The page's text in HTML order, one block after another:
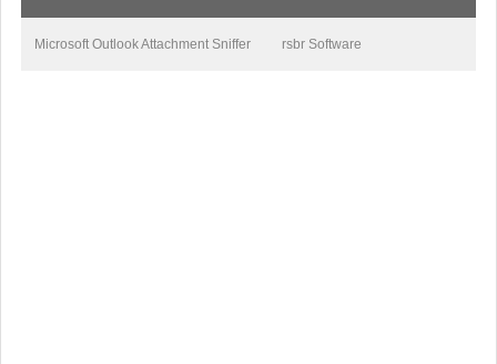
Microsoft Outlook Attachment Sniffer rsbr Software